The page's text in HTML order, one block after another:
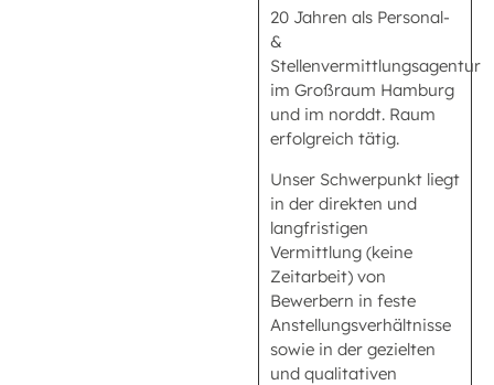
20 Jahren als Personal-
&
Stellenvermittlungsagentur
im Großraum Hamburg
und im norddt. Raum
erfolgreich tätig.
Unser Schwerpunkt liegt
in der direkten und
langfristigen
Vermittlung (keine
Zeitarbeit) von
Bewerbern in feste
Anstellungsverhältnisse
sowie in der gezielten
und qualitativen